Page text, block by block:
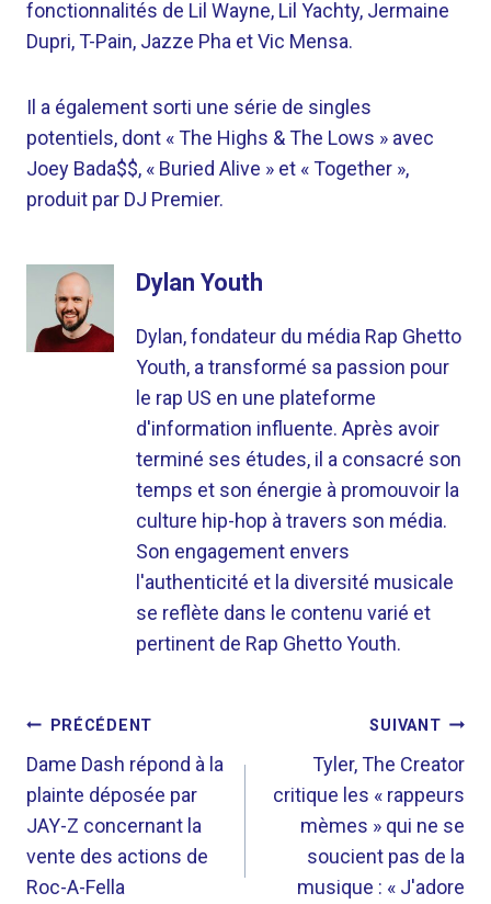
fonctionnalités de Lil Wayne, Lil Yachty, Jermaine
Dupri, T-Pain, Jazze Pha et Vic Mensa.
Il a également sorti une série de singles
potentiels, dont « The Highs & The Lows » avec
Joey Bada$$, « Buried Alive » et « Together »,
produit par DJ Premier.
Dylan Youth
Dylan, fondateur du média Rap Ghetto
Youth, a transformé sa passion pour
le rap US en une plateforme
d'information influente. Après avoir
terminé ses études, il a consacré son
temps et son énergie à promouvoir la
culture hip-hop à travers son média.
Son engagement envers
l'authenticité et la diversité musicale
se reflète dans le contenu varié et
pertinent de Rap Ghetto Youth.
NAVIGATION
DE
L’ARTICLE
PRÉCÉDENT
Dame Dash répond à la
plainte déposée par
JAY-Z concernant la
vente des actions de
Roc-A-Fella
SUIVANT
Tyler, The Creator
critique les « rappeurs
mèmes » qui ne se
soucient pas de la
musique : « J'adore